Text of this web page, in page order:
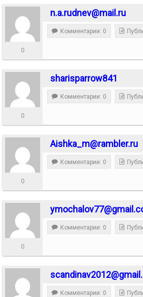
n.a.rudnev@mail.ru
0
Комментарии: 0
sharisparrow841
0
Комментарии: 0
Aishka_m@rambler.ru
0
Комментарии: 0
0
Комментарии: 0
Комментарии: 0